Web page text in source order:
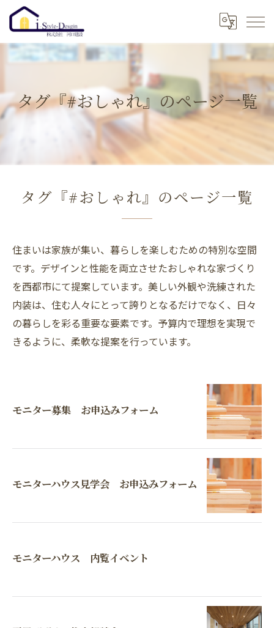
タグ『#おしゃれ』のページ一覧
タグ『#おしゃれ』のページ一覧
住まいは家族が集い、暮らしを楽しむための特別な空間
です。デザインと性能を両立させたおしゃれな家づくり
を西都市にて提案しています。美しい外観や洗練された
内装は、住む人々にとって誇りとなるだけでなく、日々
の暮らしを彩る重要な要素です。予算内で理想を実現で
きるように、柔軟な提案を行っています。
モニター募集 お申込みフォーム
モニターハウス見学会 お申込みフォーム
モニターハウス 内覧イベント